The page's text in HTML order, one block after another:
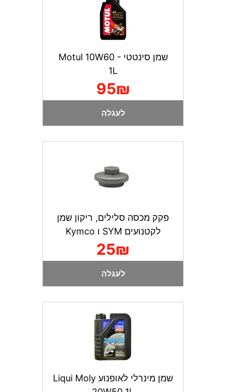
שמן סינטטי Motul 10W60 -
1L
95₪
לעגלה
פקק מכסה סלילים, ריקון שמן
לקטנועים SYM ו Kymco
25₪
לעגלה
שמן מינרלי לאופנוע Liqui Moly